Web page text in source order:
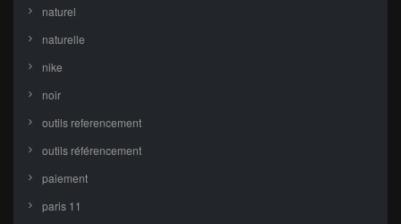
naturel
naturelle
nike
noir
outils referencement
outils référencement
paiement
paris 11